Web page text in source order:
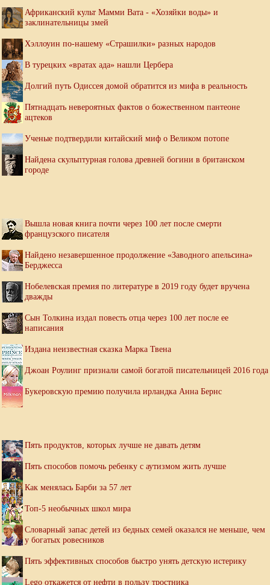
Африканский культ Мамми Вата - «Хозяйки воды» и
заклинательницы змей
Хэллоуин по-нашему «Страшилки» разных народов
В турецких «вратах ада» нашли Цербера
Долгий путь Одиссея домой обратится из мифа в реальность
Пятнадцать невероятных фактов о божественном пантеоне
ацтеков
Ученые подтвердили китайский миф о Великом потопе
Найдена скульптурная голова древней богини в британском
городе
Вышла новая книга почти через 100 лет после смерти
французского писателя
Найдено незавершенное продолжение «Заводного апельсина»
Берджесса
Нобелевская премия по литературе в 2019 году будет вручена
дважды
Сын Толкина издал повесть отца через 100 лет после ее
написания
Издана неизвестная сказка Марка Твена
Джоан Роулинг признали самой богатой писательницей 2016 года
Букеровскую премию получила ирландка Анна Бернс
Пять продуктов, которых лучше не давать детям
Пять способов помочь ребенку с аутизмом жить лучше
Как менялась Барби за 57 лет
Топ-5 необычных школ мира
Словарный запас детей из бедных семей оказался не меньше, чем
у богатых ровесников
Пять эффективных способов быстро унять детскую истерику
Lego откажется от нефти в пользу тростника